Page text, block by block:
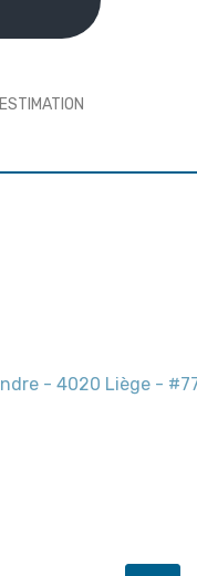
ESTIMATION